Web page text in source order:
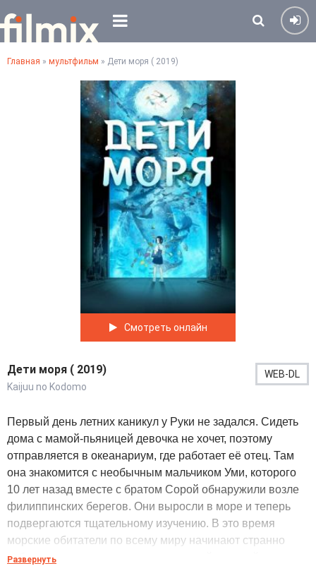
Главная » мультфильм » Дети моря ( 2019)
Смотреть онлайн
Дети моря ( 2019)
Kaijuu no Kodomo
WEB-DL
Первый день летних каникул у Руки не задался. Сидеть
дома с мамой-пьяницей девочка не хочет, поэтому
отправляется в океанариум, где работает её отец. Там
она знакомится с необычным мальчиком Уми, которого
10 лет назад вместе с братом Сорой обнаружили возле
филиппинских берегов. Они выросли в море и теперь
подвергаются тщательному изучению. В это время
морские обитатели по всему миру начинают странно
себя вести, океанологи ожидают некий морской
Развернуть